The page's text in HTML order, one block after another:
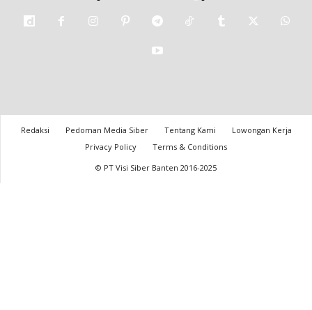
Redaksi Pedoman Media Siber Tentang Kami
Lowongan Kerja
Privacy Policy
Terms & Conditions
© PT Visi Siber Banten 2016-2025